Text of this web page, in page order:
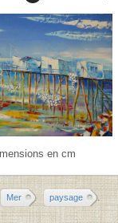
en cm
Mer paysage
.